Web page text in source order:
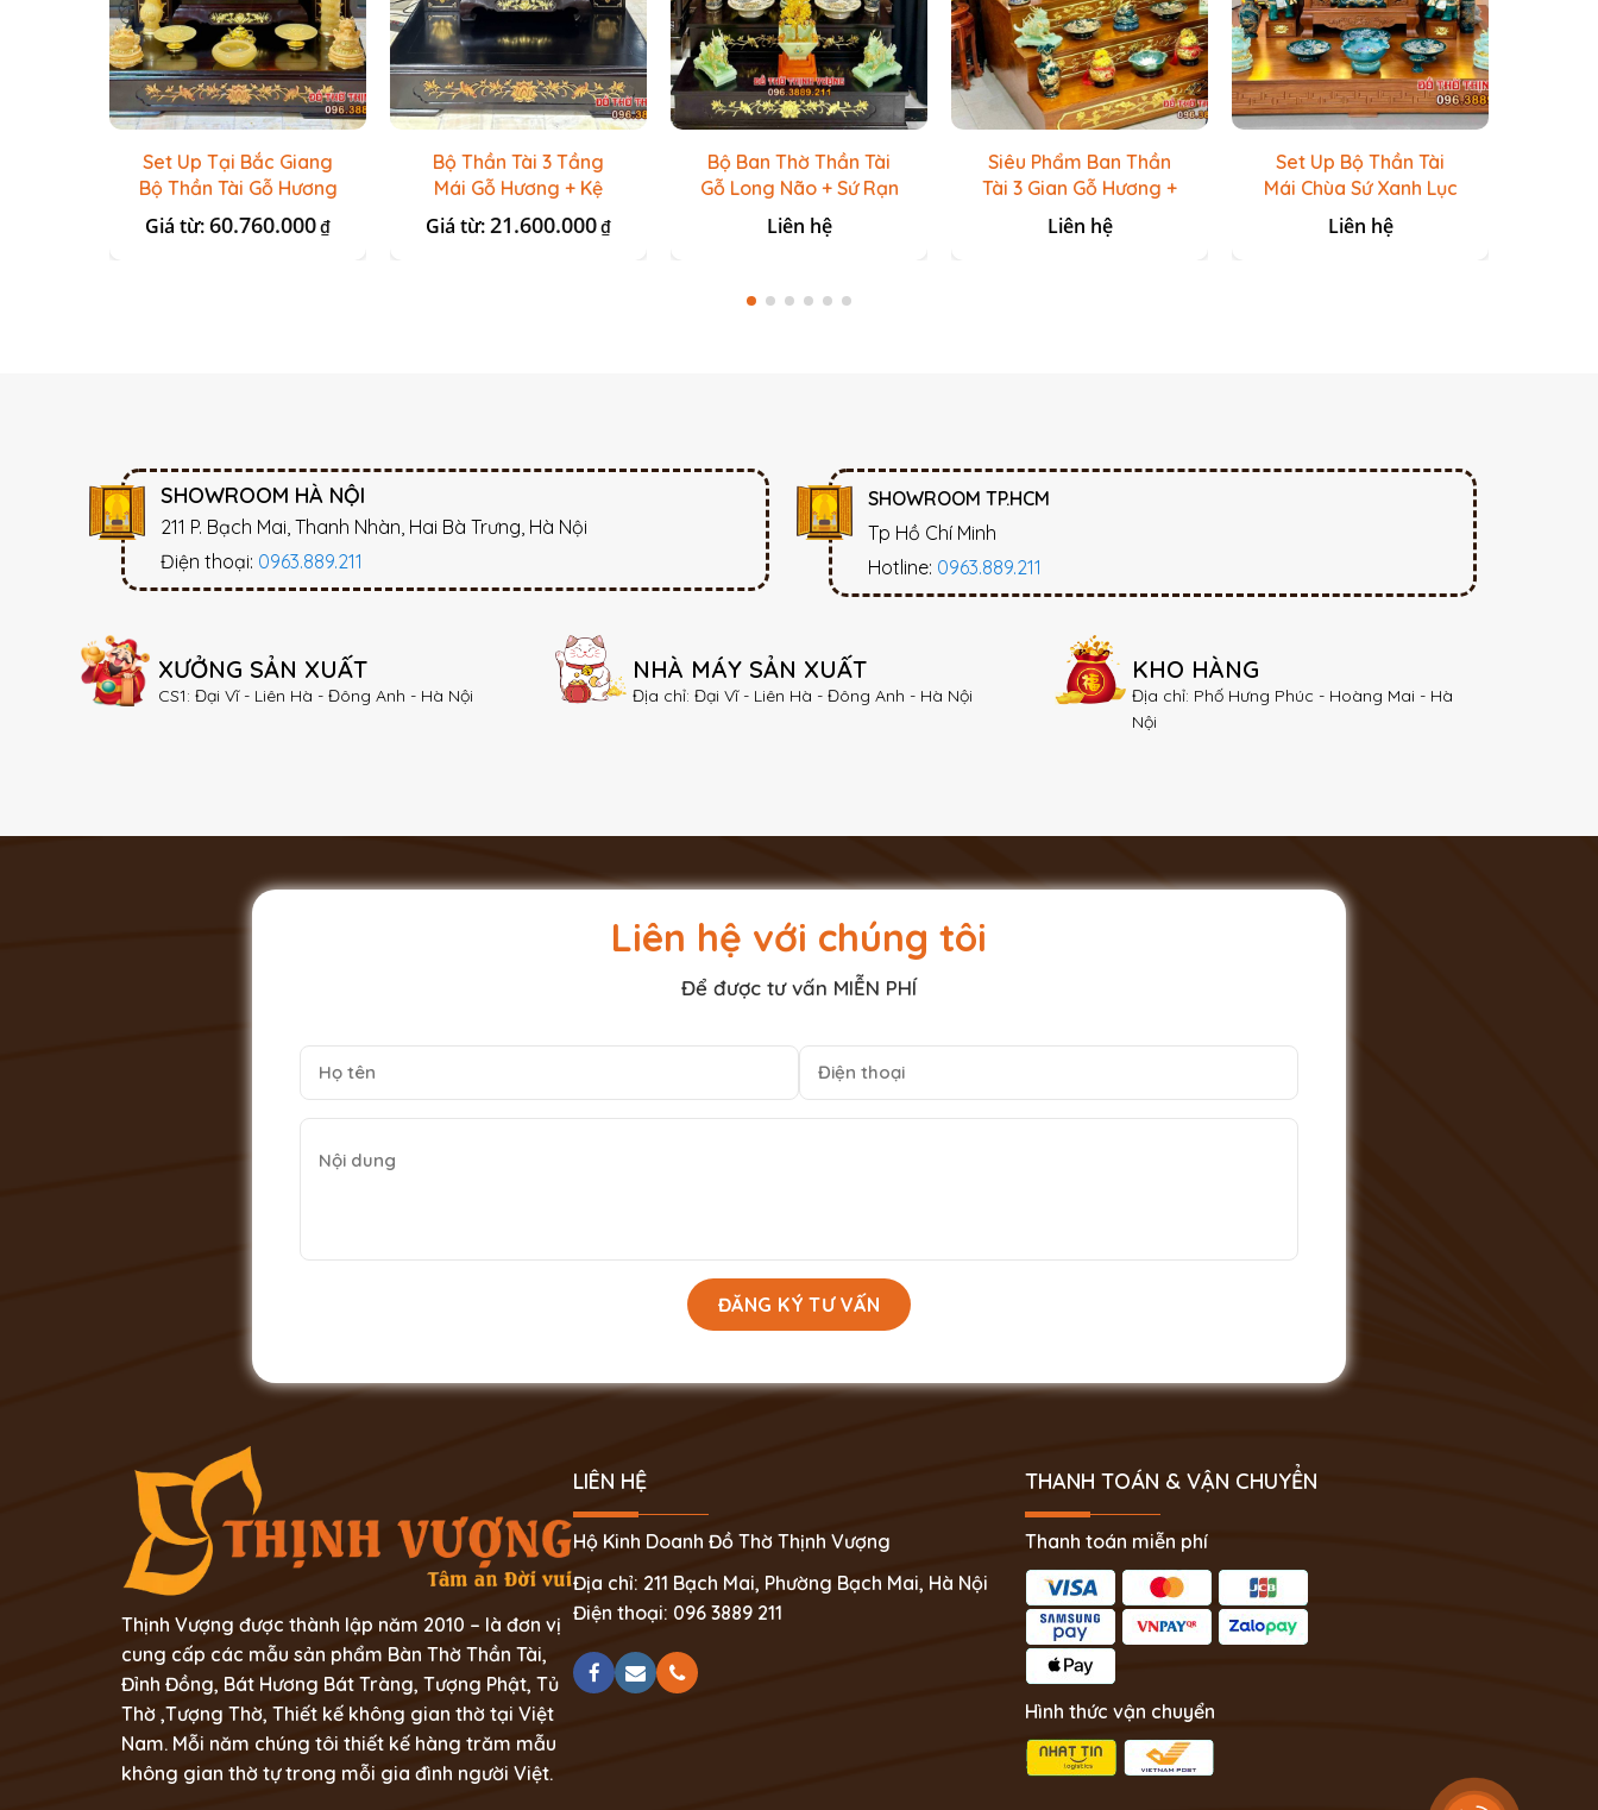
Set Up Tại Bắc Giang
Bộ Thần Tài Gỗ Hương
+ Set Đá Onix Vàng
Giá từ:60.760.000₫
Bộ Thần Tài 3 Tầng
Mái Gỗ Hương + Kệ
Giá từ:21.600.000₫
Bộ Ban Thờ Thần Tài
Gỗ Long Não + Sứ Rạn
Nổi Vẽ Vàng 24k
Liên hệ
Siêu Phẩm Ban Thần
Tài 3 Gian Gỗ Hương +
Sứ Xanh Lục Bảo Vẽ
Vàng
Liên hệ
Set Up Bộ Thần Tài
Mái Chùa Sứ Xanh Lục
Bảo
Liên hệ
SHOWROOM HÀ NỘI
211 P. Bạch Mai, Thanh Nhàn, Hai Bà Trưng, Hà Nội
Điện thoại: 0963.889.211
SHOWROOM TP.HCM
Tp Hồ Chí Minh
Hotline: 0963.889.211
XƯỞNG SẢN XUẤT
CS1: Đại Vĩ - Liên Hà - Đông Anh - Hà Nội
NHÀ MÁY SẢN XUẤT
Địa chỉ: Đại Vĩ - Liên Hà - Đông Anh - Hà Nội
KHO HÀNG
Địa chỉ: Phố Hưng Phúc - Hoàng Mai - Hà
Nội
Liên hệ với chúng tôi
Để được tư vấn MIỄN PHÍ
Thịnh Vượng được thành lập năm 2010 – là đơn vị
cung cấp các mẫu sản phẩm Bàn Thờ Thần Tài,
Đỉnh Đồng, Bát Hương Bát Tràng, Tượng Phật, Tủ
Thờ ,Tượng Thờ, Thiết kế không gian thờ tại Việt
Nam. Mỗi năm chúng tôi thiết kế hàng trăm mẫu
không gian thờ tự trong mỗi gia đình người Việt.
LIÊN HỆ
Hộ Kinh Doanh Đồ Thờ Thịnh Vượng
Địa chỉ: 211 Bạch Mai, Phường Bạch Mai, Hà Nội
Điện thoại: 096 3889 211
THANH TOÁN & VẬN CHUYỂN
Thanh toán miễn phí
Hình thức vận chuyển